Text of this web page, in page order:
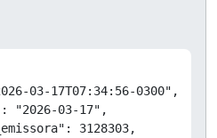
03-17T07:34:56-0300",
"2026-03-17",
3128303,